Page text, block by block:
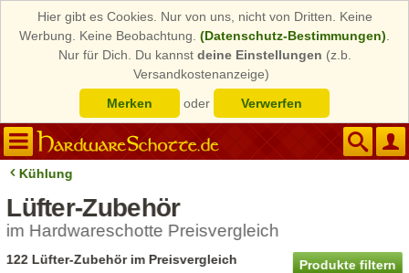
Hier gibt es Cookies. Nur von uns, nicht von Dritten. Keine
Werbung. Keine Beobachtung. (Datenschutz-Bestimmungen)
Nur für Dich. Du kannst deine Einstellungen (z.b.
Versandkostenanzeige)
Merken
oder Verwerfen
Kühlung
Lüfter-Zubehör
im Hardwareschotte Preisvergleich
Produkte filtern
122 Lüfter-Zubehör im Preisvergleich